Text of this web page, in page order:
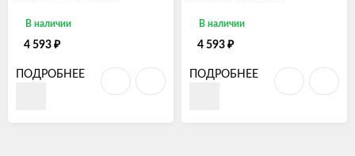
В наличии
4 593 ₽
ПОДРОБНЕЕ
В наличии
4 593 ₽
ПОДРОБНЕЕ